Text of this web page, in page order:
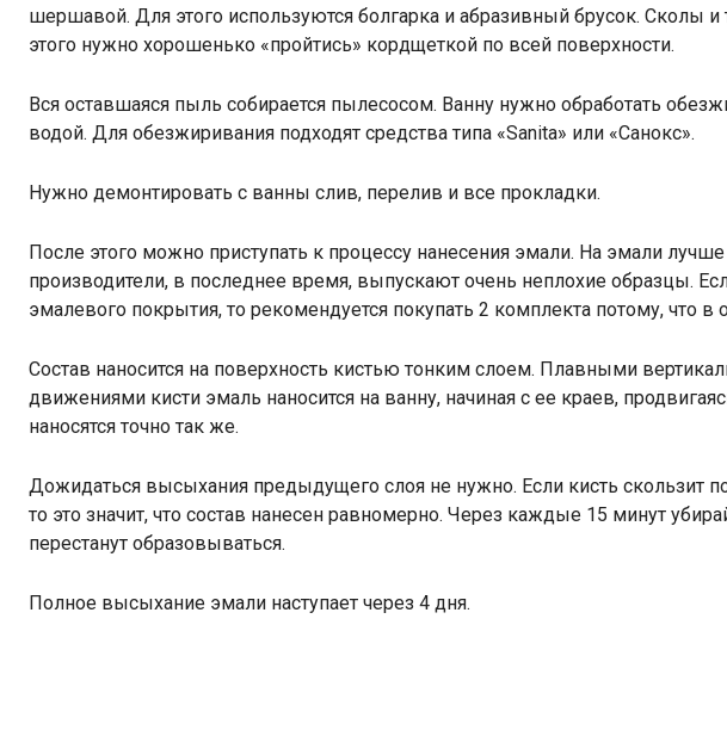
шершавой. Для этого используются болгарка и абразивный брусок. Сколы
этого нужно хорошенько «пройтись» кордщеткой по всей поверхности.
Вся оставшаяся пыль собирается пылесосом. Ванну нужно обработать
водой. Для обезжиривания подходят средства типа «Sanita» или «Санокс».
Нужно демонтировать с ванны слив, перелив и все прокладки.
После этого можно приступать к процессу нанесения эмали. На эмали
производители, в последнее время, выпускают очень неплохие образцы.
эмалевого покрытия, то рекомендуется покупать 2 комплекта потому, что в
Состав наносится на поверхность кистью тонким слоем. Плавными
движениями кисти эмаль наносится на ванну, начиная с ее краев,
наносятся точно так же.
Дожидаться высыхания предыдущего слоя не нужно. Если кисть скользит
то это значит, что состав нанесен равномерно. Через каждые 15 минут
перестанут образовываться.
Полное высыхание эмали наступает через 4 дня.